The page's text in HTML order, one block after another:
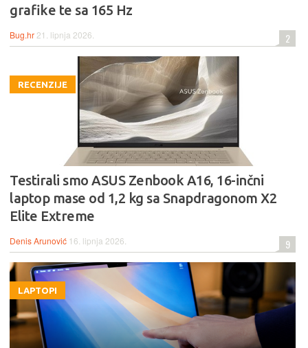
grafike te sa 165 Hz
Bug.hr 21. lipnja 2026. 2
RECENZIJE
Testirali smo ASUS Zenbook A16, 16-inčni
laptop mase od 1,2 kg sa Snapdragonom X2
Elite Extreme
Denis Arunović 16. lipnja 2026. 9
LAPTOPI